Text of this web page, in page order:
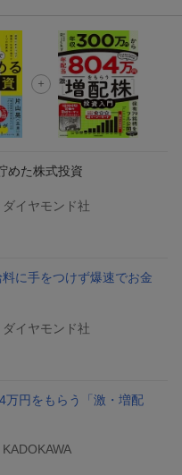
料データSIM（3GB/月プ
散で300円OFFクーポン
めた株式投資
ダイヤモンド社
料に手をつけず爆速でお金
ダイヤモンド社
万円をもらう「激・増配
KADOKAWA